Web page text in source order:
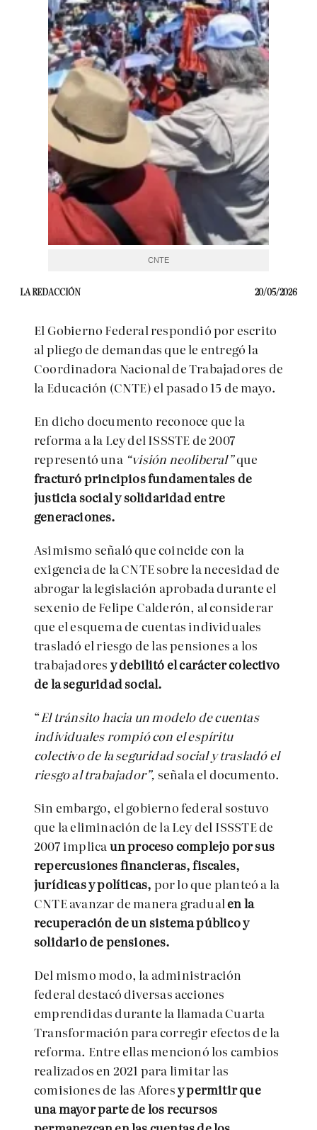
CNTE
LA REDACCIÓN 20/05/2026
El Gobierno Federal respondió por escrito
al pliego de demandas que le entregó la
Coordinadora Nacional de Trabajadores de
la Educación (CNTE) el pasado 15 de mayo.
En dicho documento reconoce que la
reforma a la Ley del ISSSTE de 2007
representó una “visión neoliberal”que
fracturó principios fundamentales de
justicia social y solidaridad entre
generaciones.
Asimismo señaló que coincide con la
exigencia de la CNTE sobre la necesidad de
abrogar la legislación aprobada durante el
sexenio de Felipe Calderón, al considerar
que el esquema de cuentas individuales
trasladó el riesgo de las pensiones a los
trabajadores y debilitó el carácter colectivo
de la seguridad social.
“El tránsito hacia un modelo de cuentas
individuales rompió con el espíritu
colectivo de la seguridad social y trasladó el
riesgo al trabajador”, señala el documento.
Sin embargo, el gobierno federal sostuvo
que la eliminación de la Ley del ISSSTE de
2007 implicaun proceso complejo por sus
repercusiones financieras, fiscales,
jurídicas y políticas, por lo que planteó a la
CNTE avanzar de manera gradualen la
recuperación de un sistema público y
solidario de pensiones.
Del mismo modo, la administración
federal destacó diversas acciones
emprendidas durante la llamada Cuarta
Transformación para corregir efectos de la
reforma. Entre ellas mencionó los cambios
realizados en 2021 para limitar las
comisiones de las Aforesy permitir que
una mayor parte de los recursos